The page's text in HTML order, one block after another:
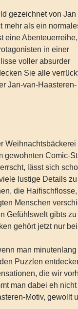
gezeichnet von Jan
mehr als ein
eine
in einer
voller absurder
Sie alle
Jan-van-Haasteren-
gewohnten Comic-
lässt sich
lustige Details
die
Menschen
Gefühlswelt gibts
gehört jetzt nur
man
Puzzlen
die wir
man dabei eh
Motiv, gewollt